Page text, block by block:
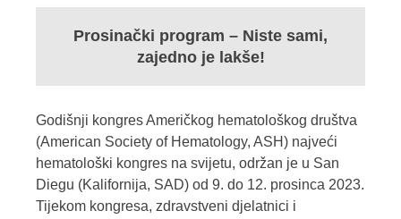
Prosinački program – Niste sami,
zajedno je lakše!
Godišnji kongres Američkog hematološkog društva
(American Society of Hematology, ASH) najveći
hematološki kongres na svijetu, održan je u San
Diegu (Kalifornija, SAD) od 9. do 12. prosinca 2023.
Tijekom kongresa, zdravstveni djelatnici i